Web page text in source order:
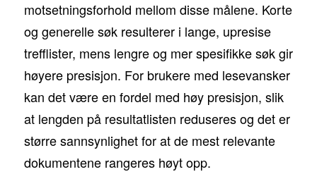
motsetningsforhold mellom disse målene. Korte
og generelle søk resulterer i lange, upresise
trefflister, mens lengre og mer spesifikke søk gir
høyere presisjon. For brukere med lesevansker
kan det være en fordel med høy presisjon, slik
at lengden på resultatlisten reduseres og det er
større sannsynlighet for at de mest relevante
dokumentene rangeres høyt opp.